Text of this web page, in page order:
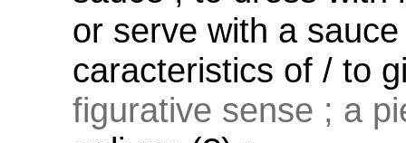
or serve with a
caracteristics of / to
figurative sense ; a